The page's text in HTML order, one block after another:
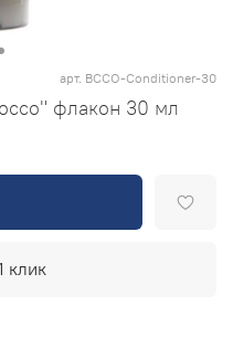
арт. BCCO-Conditioner-30
флакон 30 мл
клик